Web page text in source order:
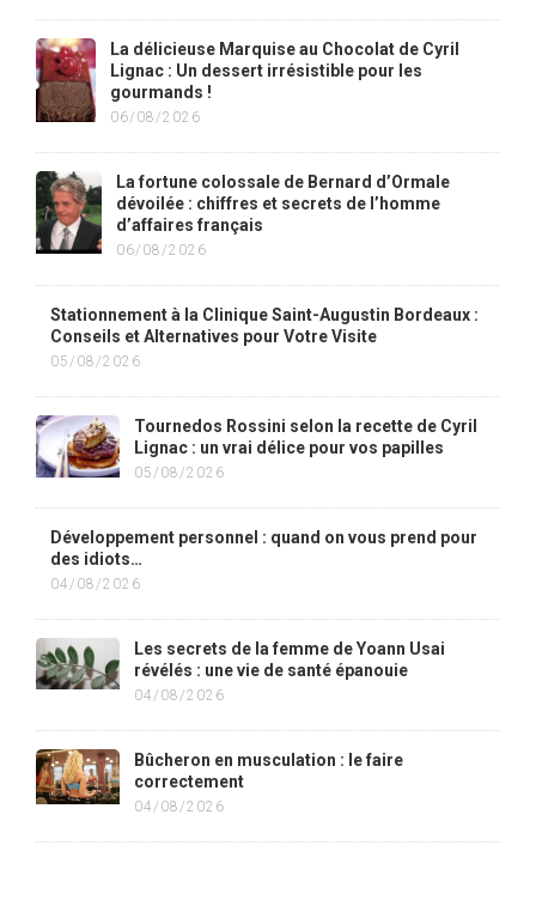
La délicieuse Marquise au Chocolat de Cyril
Lignac : Un dessert irrésistible pour les
gourmands !
06/08/2026
La fortune colossale de Bernard d’Ormale
dévoilée : chiffres et secrets de l’homme
d’affaires français
06/08/2026
Stationnement à la Clinique Saint-Augustin Bordeaux :
Conseils et Alternatives pour Votre Visite
05/08/2026
Tournedos Rossini selon la recette de Cyril
Lignac : un vrai délice pour vos papilles
05/08/2026
Développement personnel : quand on vous prend pour
des idiots…
04/08/2026
Les secrets de la femme de Yoann Usai
révélés : une vie de santé épanouie
04/08/2026
Bûcheron en musculation : le faire
correctement
04/08/2026